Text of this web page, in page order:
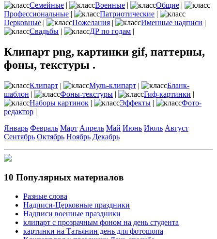
Семейные | Военные | Общие |
Профессиональные | Патриотические |
Церковные | Пожелания | Именные надписи |
Свадьбы | ДР по годам |
Клипарт png, картинки gif, паттерны,
фоны, текстуры .
Клипарт | Муль-клипарт |
Бланк-
шаблон | Фоны-текстуры | Гиф-картинки |
Наборы картинок | Эффекты |
Фото-
редактор |
Январь Февраль Март Апрель Май Июнь Июль Август
Сентябрь Октябрь Ноябрь Декабрь
10 Популярных материалов
Разные слова
Надписи-Церковные праздники
Надписи военные праздники
клипарт с прозрачным фоном на день студента
картинки на Татьянин день для фотошопа